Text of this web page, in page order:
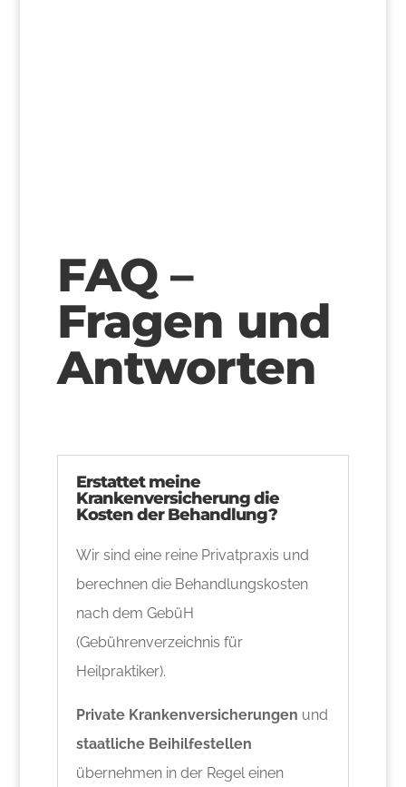
FAQ –
Fragen und
Antworten
Erstattet meine
Krankenversicherung die
Kosten der Behandlung?
Wir sind eine reine Privatpraxis und
berechnen die Behandlungskosten
nach dem GebüH
(Gebührenverzeichnis für
Heilpraktiker).
Private Krankenversicherungen und
staatliche Beihilfestellen
übernehmen in der Regel einen